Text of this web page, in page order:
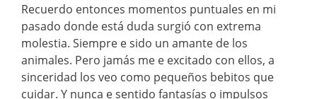
Recuerdo entonces momentos puntuales en mi
pasado donde está duda surgió con extrema
molestia. Siempre e sido un amante de los
animales. Pero jamás me e excitado con ellos, a
sinceridad los veo como pequeños bebitos que
cuidar. Y nunca e sentido fantasías o impulsos